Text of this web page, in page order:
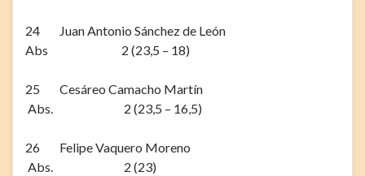
24 Juan Antonio Sánchez de León
Abs 2 (23,5 – 18)
25 Cesáreo Camacho Martín
Abs. 2 (23,5 – 16,5)
26 Felipe Vaquero Moreno
Abs. 2 (23)